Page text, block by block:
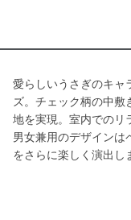
愛らしいうさぎのキャ
ズ。チェック柄の中敷
地を実現。室内でのリ
男女兼用のデザインは
をさらに楽しく演出し